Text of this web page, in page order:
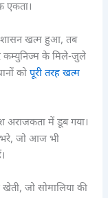
एकता।
शासन खत्म हुआ, तब
कम्युनिज्म के मिले-जुले
कोपूरी तरह खत्म
अराजकता में डूब गया।
जो आज भी
जो सोमालिया की